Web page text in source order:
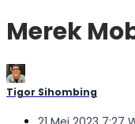
Merek
Tigor Sihombing